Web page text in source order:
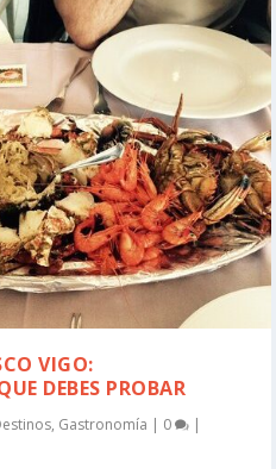
VIGO:
DEBES PROBAR
, Gastronomía | 0 |